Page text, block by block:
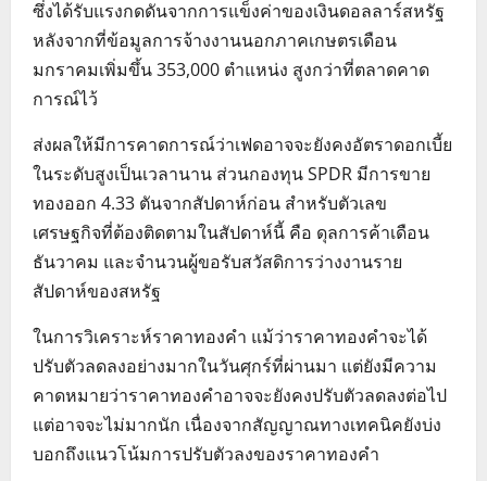
ซึ่งได้รับแรงกดดันจากการแข็งค่าของเงินดอลลาร์สหรัฐ
หลังจากที่ข้อมูลการจ้างงานนอกภาคเกษตรเดือน
มกราคมเพิ่มขึ้น 353,000 ตำแหน่ง สูงกว่าที่ตลาดคาด
การณ์ไว้
ส่งผลให้มีการคาดการณ์ว่าเฟดอาจจะยังคงอัตราดอกเบี้ย
ในระดับสูงเป็นเวลานาน ส่วนกองทุน SPDR มีการขาย
ทองออก 4.33 ตันจากสัปดาห์ก่อน สำหรับตัวเลข
เศรษฐกิจที่ต้องติดตามในสัปดาห์นี้ คือ ดุลการค้าเดือน
ธันวาคม และจำนวนผู้ขอรับสวัสดิการว่างงานราย
สัปดาห์ของสหรัฐ
ในการวิเคราะห์ราคาทองคำ แม้ว่าราคาทองคำจะได้
ปรับตัวลดลงอย่างมากในวันศุกร์ที่ผ่านมา แต่ยังมีความ
คาดหมายว่าราคาทองคำอาจจะยังคงปรับตัวลดลงต่อไป
แต่อาจจะไม่มากนัก เนื่องจากสัญญาณทางเทคนิคยังบ่ง
บอกถึงแนวโน้มการปรับตัวลงของราคาทองคำ